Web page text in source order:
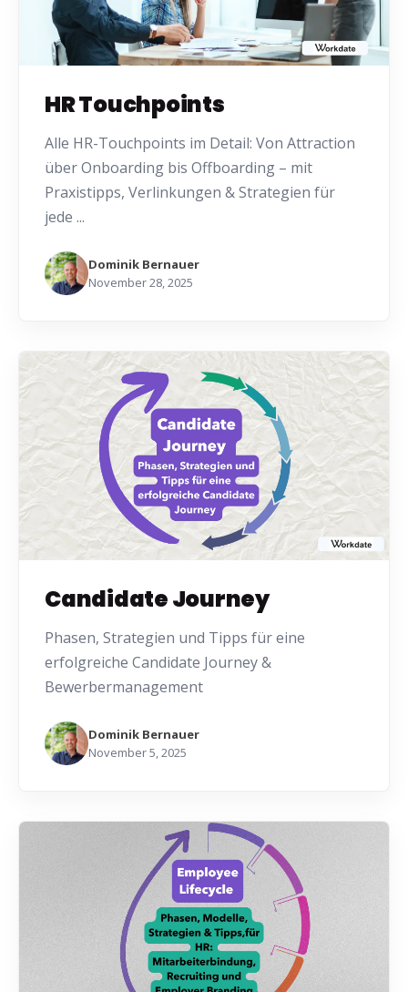
HR Touchpoints
Alle HR-Touchpoints im Detail: Von Attraction
über Onboarding bis Offboarding – mit
Praxistipps, Verlinkungen & Strategien für
jede ...
Dominik Bernauer
November 28, 2025
Candidate Journey
Phasen, Strategien und Tipps für eine
erfolgreiche Candidate Journey &
Bewerbermanagement
Dominik Bernauer
November 5, 2025